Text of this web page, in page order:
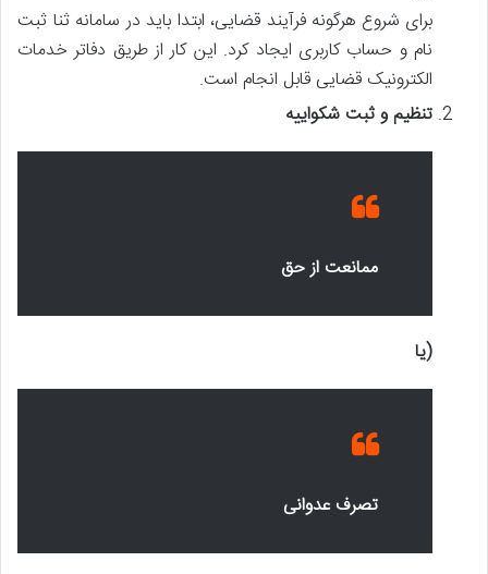
برای شروع هرگونه فرآیند قضایی، ابتدا باید در سامانه ثنا ثبت
نام و حساب کاربری ایجاد کرد. این کار از طریق دفاتر خدمات
الکترونیک قضایی قابل انجام است.
تنظیم و ثبت شکواییه
ممانعت از حق
(یا
تصرف عدوانی